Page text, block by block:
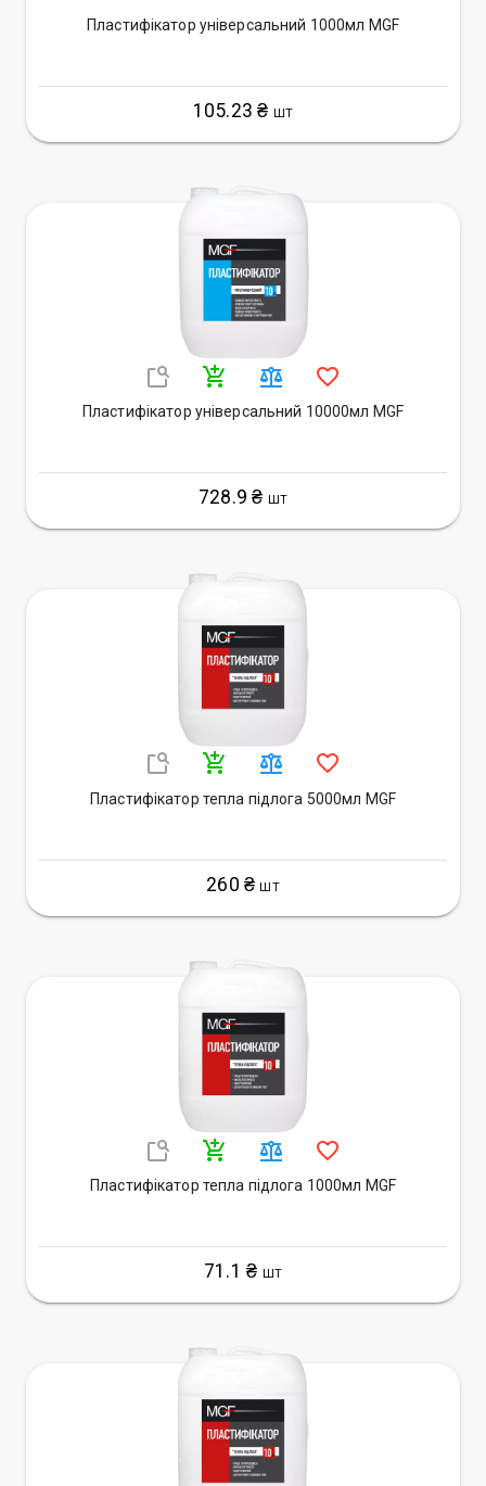
Пластифікатор універсальний 1000мл MGF
105.23 ₴ ШТ
Пластифікатор універсальний 10000мл MGF
728.9 ₴ ШТ
Пластифікатор тепла підлога 5000мл MGF
260 ₴ШТ
Пластифікатор тепла підлога 1000мл MGF
71.1 ₴ ШТ